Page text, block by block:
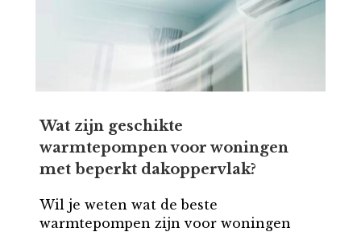
Wat zijn geschikte
warmtepompen voor woningen
met beperkt dakoppervlak?
Wil je weten wat de beste
warmtepompen zijn voor woningen